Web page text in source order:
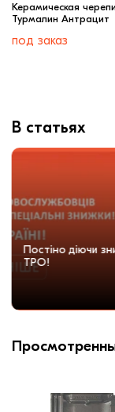
Керамическая
Турмалин Антрацит
под заказ
В статьях
Постіно діючи
ТРО!